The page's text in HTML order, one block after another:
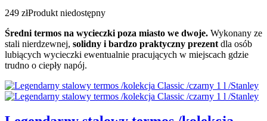
249 złProdukt niedostępny
Średni termos na wycieczki poza miasto we dwoje. Wykonany ze
stali nierdzewnej, solidny i bardzo praktyczny prezent dla osób
lubiących wycieczki ewentualnie pracujących w miejscach gdzie
trudno o ciepły napój.